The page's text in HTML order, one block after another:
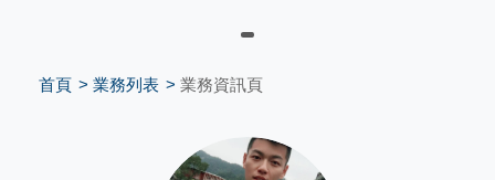
首頁 業務列表 業務資訊頁